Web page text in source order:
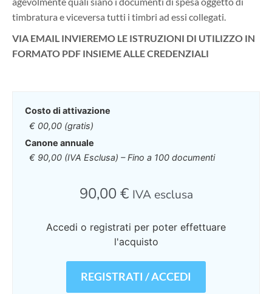
timbratura e viceversa tutti i timbri ad essi collegati.
VIA EMAIL INVIEREMO LE ISTRUZIONI DI UTILIZZO IN
FORMATO PDF INSIEME ALLE CREDENZIALI
Costo di attivazione
€ 00,00 (gratis)
Canone annuale
€ 90,00 (IVA Esclusa) – Fino a 100 documenti
90,00 € IVA esclusa
Accedi o registrati per poter effettuare
l'acquisto
REGISTRATI / ACCEDI